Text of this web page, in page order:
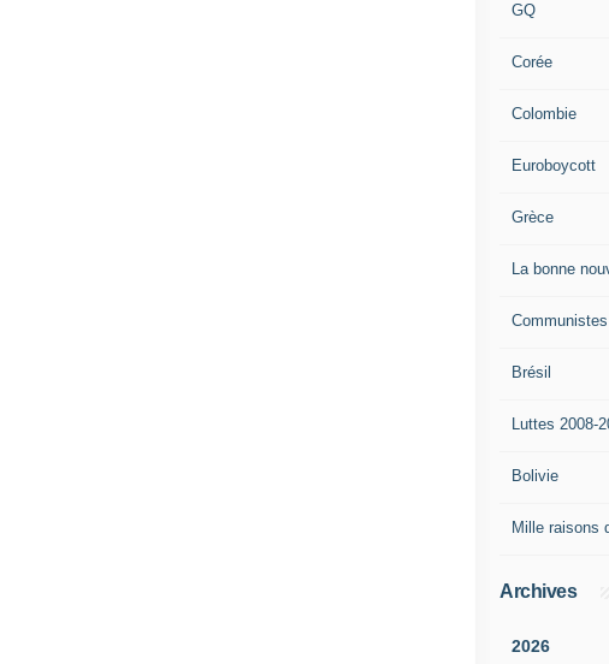
GQ
Corée
Colombie
Euroboycott
Grèce
La bonne
Brésil
Luttes 2008-
Bolivie
Mille raisons
Archives
2026